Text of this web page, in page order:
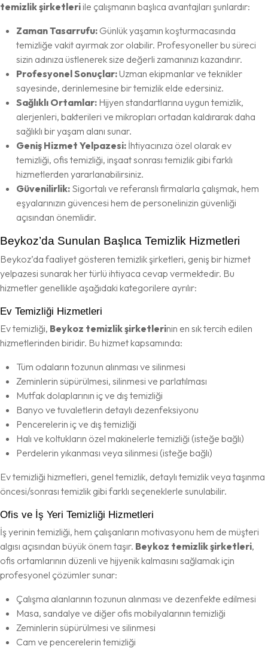
temizlik şirketleriile çalışmanın başlıca avantajları şunlardır:
Zaman Tasarrufu: Günlük yaşamın koşturmacasında
temizliğe vakit ayırmak zor olabilir. Profesyoneller bu süreci
sizin adınıza üstlenerek size değerli zamanınızı kazandırır.
Profesyonel Sonuçlar:Uzman ekipmanlar ve teknikler
sayesinde, derinlemesine bir temizlik elde edersiniz.
Sağlıklı Ortamlar: Hijyen standartlarına uygun temizlik,
alerjenleri, bakterileri ve mikropları ortadan kaldırarak daha
sağlıklı bir yaşam alanı sunar.
Geniş Hizmet Yelpazesi: İhtiyacınıza özel olarak ev
temizliği, ofis temizliği, inşaat sonrası temizlik gibi farklı
hizmetlerden yararlanabilirsiniz.
Güvenilirlik: Sigortalı ve referanslı firmalarla çalışmak, hem
eşyalarınızın güvencesi hem de personelinizin güvenliği
açısından önemlidir.
Beykoz’da Sunulan Başlıca Temizlik Hizmetleri
Beykoz’da faaliyet gösteren temizlik şirketleri, geniş bir hizmet
yelpazesi sunarak her türlü ihtiyaca cevap vermektedir. Bu
hizmetler genellikle aşağıdaki kategorilere ayrılır:
Ev Temizliği Hizmetleri
Ev temizliği, Beykoz temizlik şirketlerinin en sık tercih edilen
hizmetlerinden biridir. Bu hizmet kapsamında:
Tüm odaların tozunun alınması ve silinmesi
Zeminlerin süpürülmesi, silinmesi ve parlatılması
Mutfak dolaplarının iç ve dış temizliği
Banyo ve tuvaletlerin detaylı dezenfeksiyonu
Pencerelerin iç ve dış temizliği
Halı ve koltukların özel makinelerle temizliği (isteğe bağlı)
Perdelerin yıkanması veya silinmesi (isteğe bağlı)
Ev temizliği hizmetleri, genel temizlik, detaylı temizlik veya taşınma
öncesi/sonrası temizlik gibi farklı seçeneklerle sunulabilir.
Ofis ve İş Yeri Temizliği Hizmetleri
İş yerinin temizliği, hem çalışanların motivasyonu hem de müşteri
algısı açısından büyük önem taşır. Beykoz temizlik şirketleri,
ofis ortamlarının düzenli ve hijyenik kalmasını sağlamak için
profesyonel çözümler sunar:
Çalışma alanlarının tozunun alınması ve dezenfekte edilmesi
Masa, sandalye ve diğer ofis mobilyalarının temizliği
Zeminlerin süpürülmesi ve silinmesi
Cam ve pencerelerin temizliği